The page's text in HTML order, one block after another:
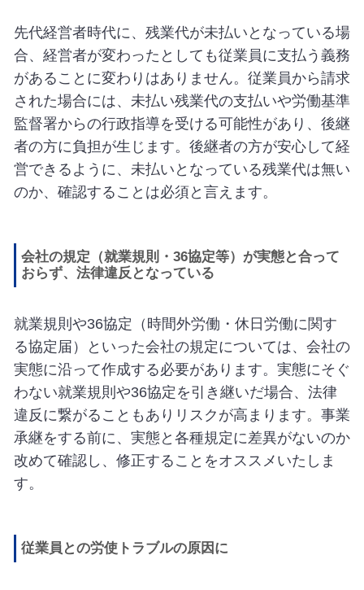
先代経営者時代に、残業代が未払いとなっている場
合、経営者が変わったとしても従業員に支払う義務
があることに変わりはありません。従業員から請求
された場合には、未払い残業代の支払いや労働基準
監督署からの行政指導を受ける可能性があり、後継
者の方に負担が生じます。後継者の方が安心して経
営できるように、未払いとなっている残業代は無い
のか、確認することは必須と言えます。
会社の規定（就業規則・36協定等）が実態と合って
おらず、法律違反となっている
就業規則や36協定（時間外労働・休日労働に関す
る協定届）といった会社の規定については、会社の
実態に沿って作成する必要があります。実態にそぐ
わない就業規則や36協定を引き継いだ場合、法律
違反に繋がることもありリスクが高まります。事業
承継をする前に、実態と各種規定に差異がないのか
改めて確認し、修正することをオススメいたしま
す。
従業員との労使トラブルの原因に